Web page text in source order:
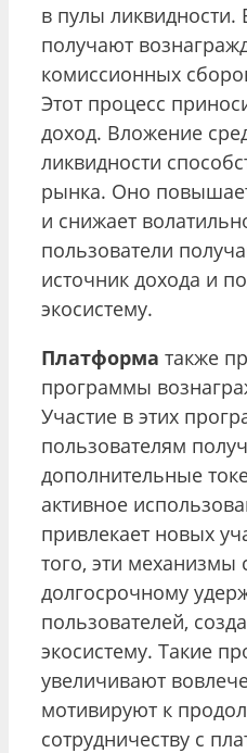
в пулы
получают
комиссионных
Этот процесс
доход. Вложение
ликвидности
рынка. Оно
и снижает
пользователи
источник дохода и
экосистему.
Платформа также
программы
Участие в этих
пользователям
дополнительные
активное
привлекает новых
того, эти механизмы
долгосрочному
пользователей,
экосистему. Такие
увеличивают
мотивируют к
сотрудничеству с